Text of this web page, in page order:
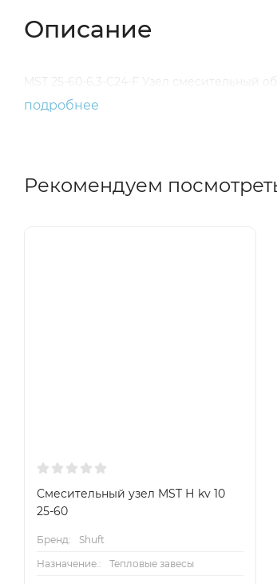
Описание
MST 25-60-6,3-C24-F Узел смесительный
подробнее
Рекомендуем
Смесительный узел MST Н kv 10
25-60
Бренд:
Shuft
Назначение.:
Тепловые завесы